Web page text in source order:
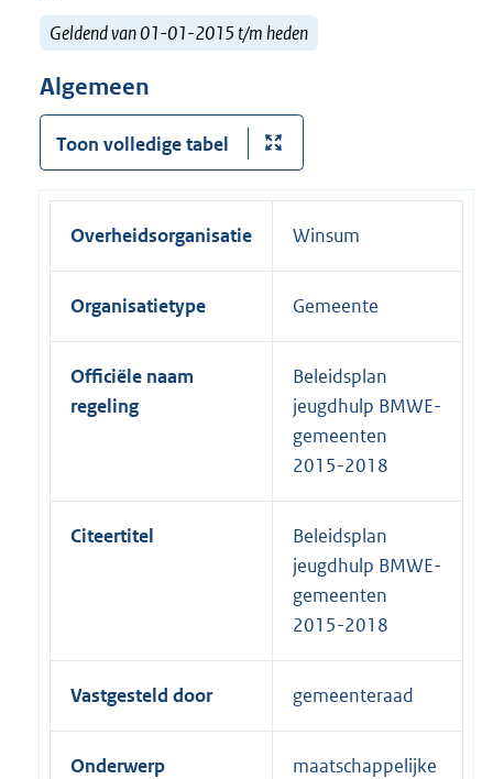
Geldend van 01-01-2015 t/m heden
Algemeen
Toon volledige tabel
Overheidsorganisatie Winsum
Organisatietype Gemeente
Officiële naam
regeling
Beleidsplan
jeugdhulp BMWE-
gemeenten
2015-2018
Citeertitel
Beleidsplan
jeugdhulp BMWE-
gemeenten
2015-2018
Vastgesteld door gemeenteraad
Onderwerp
maatschappelijke